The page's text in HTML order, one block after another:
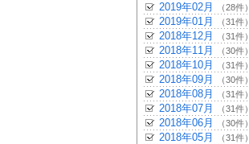
2019年02月 （28件）
2019年01月 （31件）
2018年12月 （31件）
2018年11月 （30件）
2018年10月 （31件）
2018年09月 （30件）
2018年08月 （31件）
2018年07月 （31件）
2018年06月 （30件）
2018年05月 （31件）